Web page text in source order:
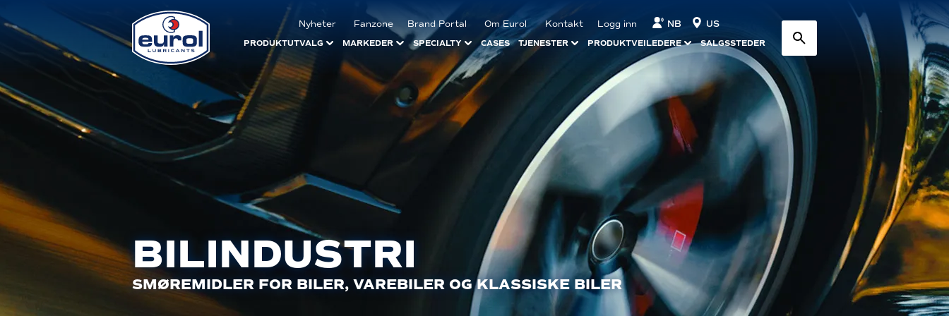
Nyheter Fanzone Brand Portal Om Eurol Kontakt Logg inn NB US
PRODUKTUTVALG MARKEDER SPECIALTY CASES TJENESTER PRODUKTVEILEDERE SALGSSTEDER
BILINDUSTRI
SMØREMIDLER FOR BILER, VAREBILER OG KLASSISKE BILER